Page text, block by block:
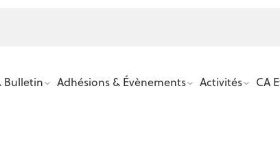
Bulletin Adhésions & Évènements Activités CA
LE